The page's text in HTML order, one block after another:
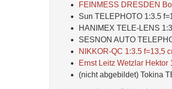
FEINMESS DRESDEN
Sun TELEPHOTO 1:3.5
HANIMEX TELE-LENS
SESNON AUTO
NIKKOR-QC 1:3.5 f=13,5
Ernst Leitz Wetzlar Hektor
(nicht abgebildet) Tokina